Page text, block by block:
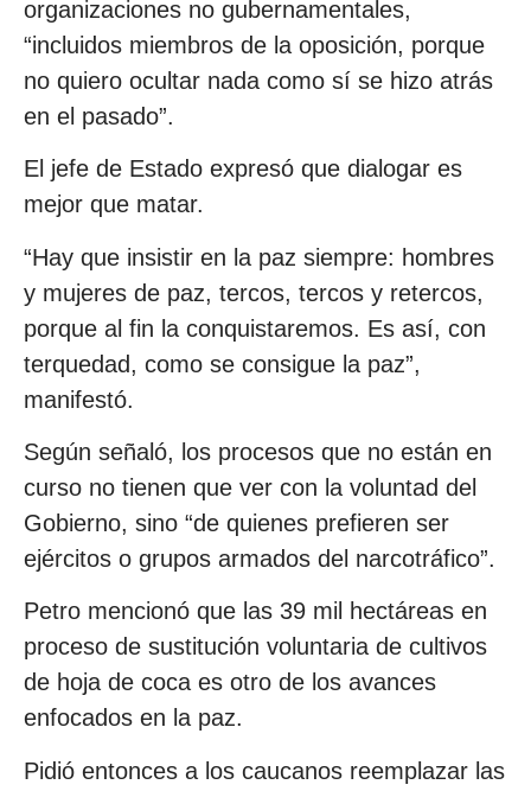
organizaciones no gubernamentales,
“incluidos miembros de la oposición, porque
no quiero ocultar nada como sí se hizo atrás
en el pasado”.
El jefe de Estado expresó que dialogar es
mejor que matar.
“Hay que insistir en la paz siempre: hombres
y mujeres de paz, tercos, tercos y retercos,
porque al fin la conquistaremos. Es así, con
terquedad, como se consigue la paz”,
manifestó.
Según señaló, los procesos que no están en
curso no tienen que ver con la voluntad del
Gobierno, sino “de quienes prefieren ser
ejércitos o grupos armados del narcotráfico”.
Petro mencionó que las 39 mil hectáreas en
proceso de sustitución voluntaria de cultivos
de hoja de coca es otro de los avances
enfocados en la paz.
Pidió entonces a los caucanos reemplazar las